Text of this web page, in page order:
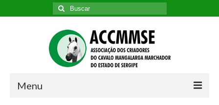
Buscar
por:
Menu